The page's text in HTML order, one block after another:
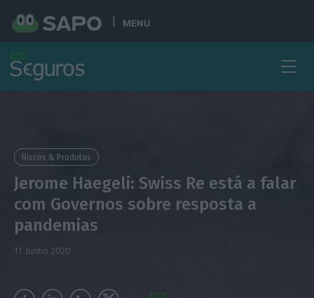
MENU
Riscos & Produtos
Jerome Haegeli: Swiss Re está a falar
com Governos sobre resposta a
pandemias
11 Junho 2020